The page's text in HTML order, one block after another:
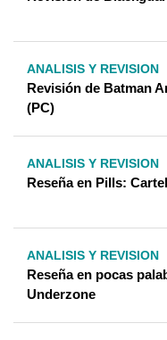
ANALISIS Y REVISION
Revisión de Batman
(PC)
ANALISIS Y REVISION
Reseña en Pills:
ANALISIS Y REVISION
Reseña en pocas
Underzone